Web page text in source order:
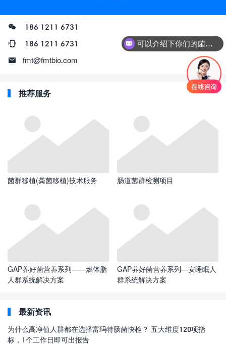
186 1211 6731
186 1211 6731
fmt@fmtbio.com
推荐服务
菌群移植(粪菌移植)技术服务 肠道菌群检测项目
GAP养好菌营养系列——燃体脂
人群系统解决方案
GAP养好菌营养系列—安睡眠人
群系统解决方案
最新资讯
为什么高净值人群都在选择富玛特肠菌快检？ 五大维度120项指
标，1个工作日即可出报告
可以介绍下你们的菌群移植项目吗？